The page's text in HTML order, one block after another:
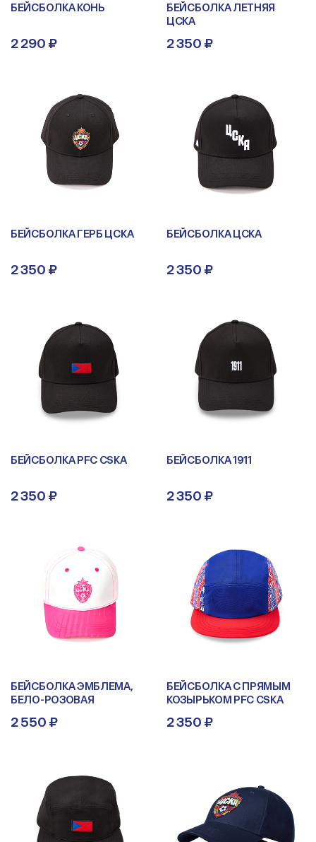
БЕЙСБОЛКА КОНЬ
2 290 ₽
БЕЙСБОЛКА ЛЕТНЯЯ
ЦСКА
2 350 ₽
БЕЙСБОЛКА ГЕРБ ЦСКА
2 350 ₽
БЕЙСБОЛКА ЦСКА
2 350 ₽
БЕЙСБОЛКА PFC CSKA
2 350 ₽
БЕЙСБОЛКА 1911
2 350 ₽
БЕЙСБОЛКА ЭМБЛЕМА,
БЕЛО-РОЗОВАЯ
2 550 ₽
БЕЙСБОЛКА С ПРЯМЫМ
КОЗЫРЬКОМ PFC CSKA
2 350 ₽